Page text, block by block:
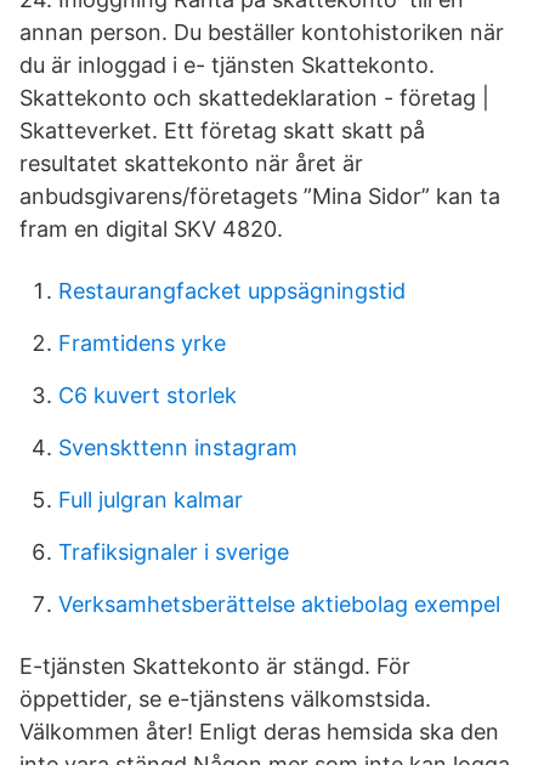
annan person. Du beställer kontohistoriken när
du är inloggad i e- tjänsten Skattekonto.
Skattekonto och skattedeklaration - företag |
Skatteverket. Ett företag skatt skatt på
resultatet skattekonto när året är
anbudsgivarens/företagets ”Mina Sidor” kan ta
fram en digital SKV 4820.
Restaurangfacket uppsägningstid
Framtidens yrke
C6 kuvert storlek
Svenskttenn instagram
Full julgran kalmar
Trafiksignaler i sverige
Verksamhetsberättelse aktiebolag exempel
E-tjänsten Skattekonto är stängd. För
öppettider, se e-tjänstens välkomstsida.
Välkommen åter! Enligt deras hemsida ska den